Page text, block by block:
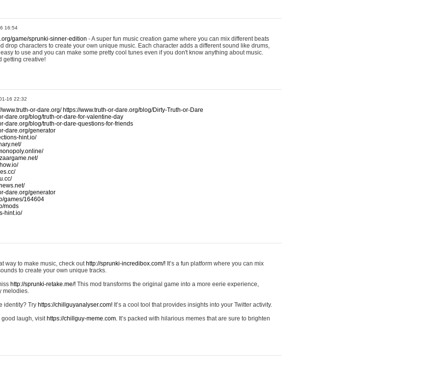
16:54
game/sprunki-sinner-edition - A super fun music creation game where you can mix different beats
drop characters to create your own unique music. Each character adds a different sound like drums,
to use and you can make some pretty cool tunes even if you don't know anything about music.
getting creative!
16 22:32
www.truth-or-dare.org/ https://www.truth-or-dare.org/blog/Dirty-Truth-or-Dare
dare.org/blog/truth-or-dare-for-valentine-day
dare.org/blog/truth-or-dare-questions-for-friends
dare.org/generator
hint.io/
dare.org/generator
games/164604
mods
hint.io/
way to make music, check out http://sprunki-incredibox.com/! It’s a fun platform where you can mix
to create your own unique tracks.
http://sprunki-retake.me/! This mod transforms the original game into a more eerie experience,
melodies.
identity? Try https://chillguyanalyser.com! It’s a cool tool that provides insights into your Twitter activity.
good laugh, visit https://chillguy-meme.com. It’s packed with hilarious memes that are sure to brighten